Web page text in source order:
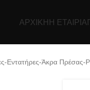
ΑΡΧΙΚΉ Η ΕΤΑΙΡΊΑ
Εντατήρες-Άκρα Πρέσας-